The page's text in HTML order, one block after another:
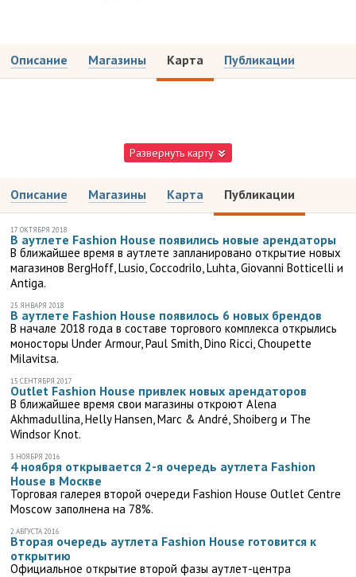
Описание Магазины Карта Публикации
Развернуть карту
Описание Магазины Карта Публикации
17 ОКТЯБРЯ 2018
В аутлете Fashion House появились новые арендаторы
В ближайшее время в аутлете запланировано открытие новых
магазинов BergHoff, Lusio, Coccodrilo, Luhta, Giovanni Botticelli и
Antiga.
25 ЯНВАРЯ 2018
В аутлете Fashion House появилось 6 новых брендов
В начале 2018 года в составе торгового комплекса открылись
моносторы Under Armour, Paul Smith, Dino Ricci, Choupette
Milavitsa.
15 СЕНТЯБРЯ 2017
Outlet Fashion House привлек новых арендаторов
В ближайшее время свои магазины откроют Alena
Akhmadullina, Helly Hansen, Marc & André, Shoiberg и The
Windsor Knot.
3 НОЯБРЯ 2016
4 ноября открывается 2-я очередь аутлета Fashion
House в Москве
Торговая галерея второй очереди Fashion House Outlet Centre
Moscow заполнена на 78%.
2 АВГУСТА 2016
Вторая очередь аутлета Fashion House готовится к
открытию
Официальное открытие второй фазы аутлет-центра